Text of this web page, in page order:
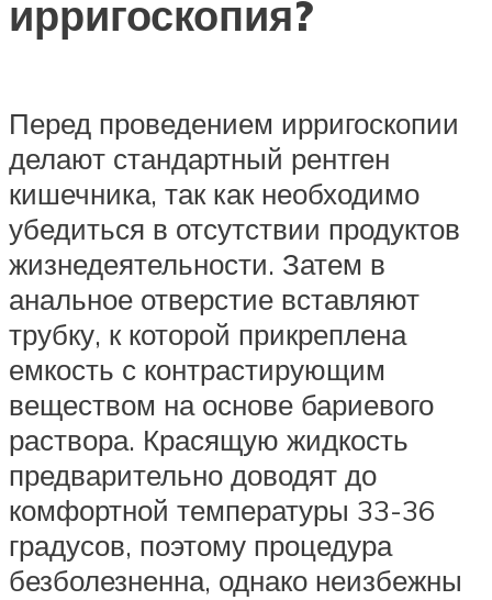
ирригоскопия?
Перед проведением ирригоскопии
делают стандартный рентген
кишечника, так как необходимо
убедиться в отсутствии продуктов
жизнедеятельности. Затем в
анальное отверстие вставляют
трубку, к которой прикреплена
емкость с контрастирующим
веществом на основе бариевого
раствора. Красящую жидкость
предварительно доводят до
комфортной температуры 33-36
градусов, поэтому процедура
безболезненна, однако неизбежны